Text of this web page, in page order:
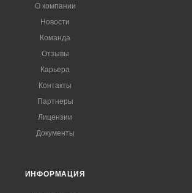
О компании
Новости
Команда
Отзывы
Карьера
Контакты
Партнеры
Лицензии
Документы
ИНФОРМАЦИЯ